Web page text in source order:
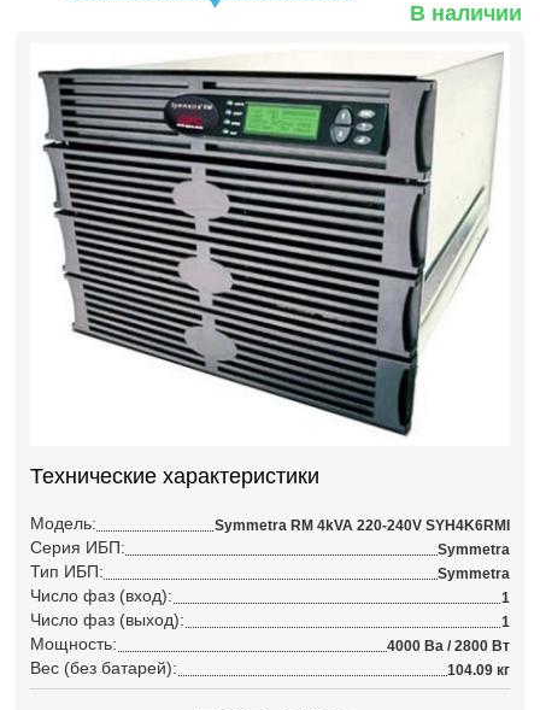
В наличии
Технические характеристики
Модель: Symmetra RM 4kVA 220-240V SYH4K6RMI
Серия ИБП: Symmetra
Тип ИБП: Symmetra
Число фаз (вход): 1
Число фаз (выход): 1
Мощность: 4000 Ва / 2800 Вт
Вес (без батарей): 104.09 кг